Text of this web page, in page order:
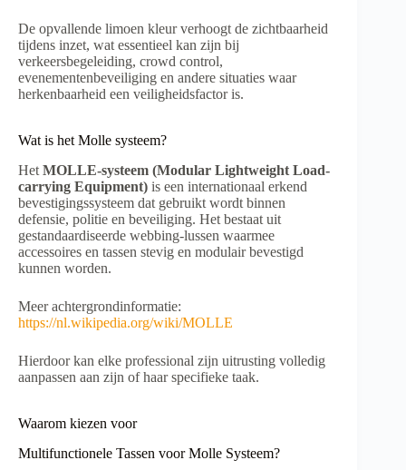
De opvallende limoen kleur verhoogt de zichtbaarheid
tijdens inzet, wat essentieel kan zijn bij
verkeersbegeleiding, crowd control,
evenementenbeveiliging en andere situaties waar
herkenbaarheid een veiligheidsfactor is.
Wat is het Molle systeem?
Het MOLLE-systeem (Modular Lightweight Load-
carrying Equipment) is een internationaal erkend
bevestigingssysteem dat gebruikt wordt binnen
defensie, politie en beveiliging. Het bestaat uit
gestandaardiseerde webbing-lussen waarmee
accessoires en tassen stevig en modulair bevestigd
kunnen worden.
Meer achtergrondinformatie:
https://nl.wikipedia.org/wiki/MOLLE
Hierdoor kan elke professional zijn uitrusting volledig
aanpassen aan zijn of haar specifieke taak.
Waarom kiezen voor
Multifunctionele Tassen voor Molle Systeem?